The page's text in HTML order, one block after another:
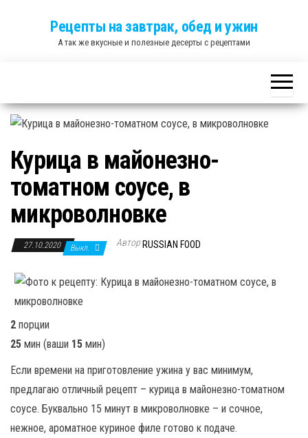
Рецепты на завтрак, обед и ужин
А так же вкусные и полезные десерты с рецептами
Курица в майонезно-
томатном соусе, в
микроволновке
27.10.2020 Выкл. Автор RUSSIAN FOOD
2 порции
25 мин (ваши 15 мин)
Если времени на приготовление ужина у вас минимум,
предлагаю отличный рецепт – курица в майонезно-томатном
соусе. Буквально 15 минут в микроволновке – и сочное,
нежное, ароматное куриное филе готово к подаче.